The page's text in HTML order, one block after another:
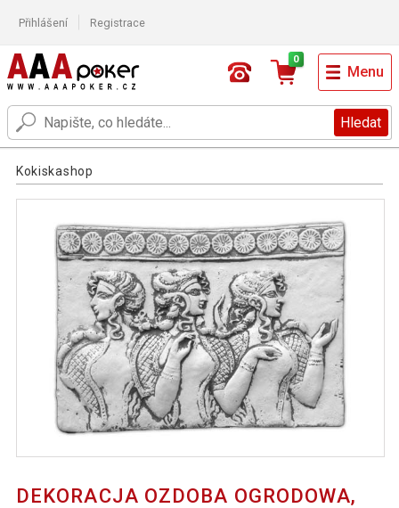
Přihlášení Registrace
Hledat
0
Menu
Kokiskashop
DEKORACJA OZDOBA OGRODOWA,